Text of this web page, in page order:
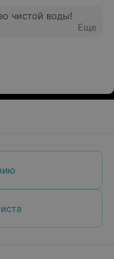
чистой воды!
Еще